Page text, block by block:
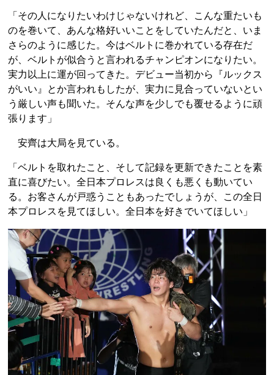
「その人になりたいわけじゃないけれど、こんな重たいも
のを巻いて、あんな格好いいことをしていたんだと、いま
さらのように感じた。今はベルトに巻かれている存在だ
が、ベルトが似合うと言われるチャンピオンになりたい。
実力以上に運が回ってきた。デビュー当初から『ルックス
がいい』とか言われもしたが、実力に見合っていないとい
う厳しい声も聞いた。そんな声を少しでも覆せるように頑
張ります」
安齊は大局を見ている。
「ベルトを取れたこと、そして記録を更新できたことを素
直に喜びたい。全日本プロレスは良くも悪くも動いてい
る。お客さんが戸惑うこともあったでしょうが、この全日
本プロレスを見てほしい。全日本を好きでいてほしい」